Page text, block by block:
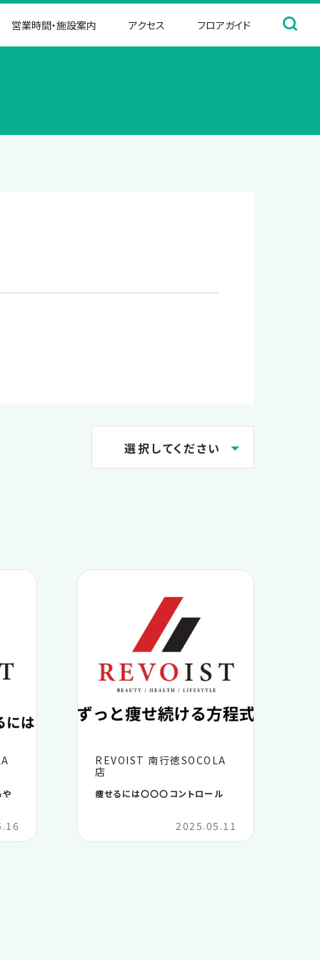
営業時間・施設案内 アクセス フロアガイド
選択してください
2026.05
2026.04
2026.03
2026.01
2025.12
REVOIST 南行徳SOCOLA
店
痩せるには〇〇〇コントロール
2025.05.11